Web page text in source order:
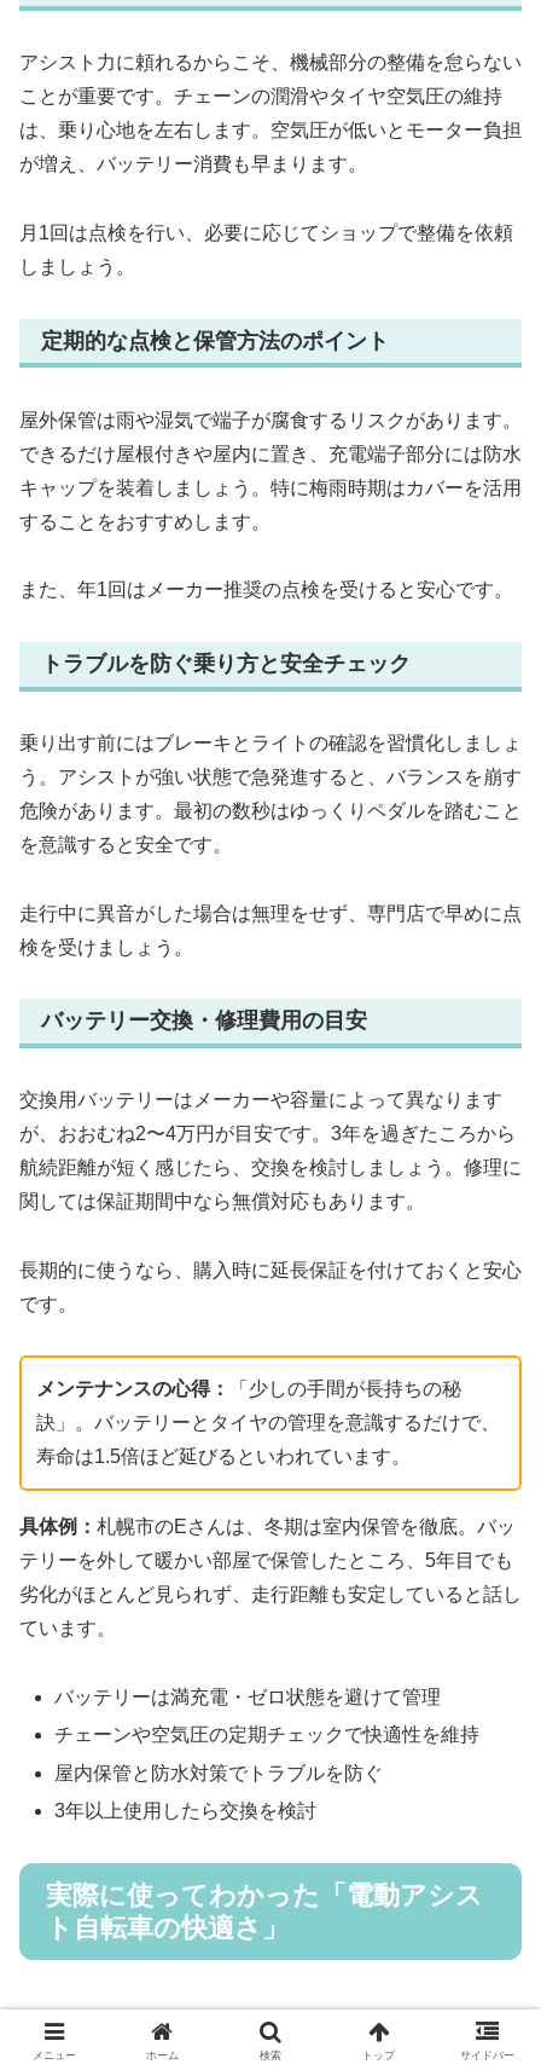
アシスト力に頼れるからこそ、機械部分の整備を怠らない
ことが重要です。チェーンの潤滑やタイヤ空気圧の維持
は、乗り心地を左右します。空気圧が低いとモーター負担
が増え、バッテリー消費も早まります。
月1回は点検を行い、必要に応じてショップで整備を依頼
しましょう。
定期的な点検と保管方法のポイント
屋外保管は雨や湿気で端子が腐食するリスクがあります。
できるだけ屋根付きや屋内に置き、充電端子部分には防水
キャップを装着しましょう。特に梅雨時期はカバーを活用
することをおすすめします。
また、年1回はメーカー推奨の点検を受けると安心です。
トラブルを防ぐ乗り方と安全チェック
乗り出す前にはブレーキとライトの確認を習慣化しましょ
う。アシストが強い状態で急発進すると、バランスを崩す
危険があります。最初の数秒はゆっくりペダルを踏むこと
を意識すると安全です。
走行中に異音がした場合は無理をせず、専門店で早めに点
検を受けましょう。
バッテリー交換・修理費用の目安
交換用バッテリーはメーカーや容量によって異なります
が、おおむね2〜4万円が目安です。3年を過ぎたころから
航続距離が短く感じたら、交換を検討しましょう。修理に
関しては保証期間中なら無償対応もあります。
長期的に使うなら、購入時に延長保証を付けておくと安心
です。
メンテナンスの心得：
「少しの手間が長持ちの秘
訣」。バッテリーとタイヤの管理を意識するだけで、
寿命は1.5倍ほど延びるといわれています。
具体例： 札幌市のEさんは、冬期は室内保管を徹底。バッ
テリーを外して暖かい部屋で保管したところ、5年目でも
劣化がほとんど見られず、走行距離も安定していると話し
ています。
バッテリーは満充電・ゼロ状態を避けて管理
チェーンや空気圧の定期チェックで快適性を維持
屋内保管と防水対策でトラブルを防ぐ
3年以上使用したら交換を検討
実際に使ってわかった「電動アシス
ト自転車の快適さ」
ここまでで仕組みや選び方を理解できたと思いますが、最
後に実際の使用体験を通じて“電動アシストの本当の快適
メニュー ホーム 検索 トップ サイドバー